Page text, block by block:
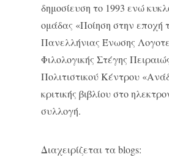
δημοσίευση το 1993 ενώ
ομάδας «Ποίηση στην εποχή
Πανελλήνιας Ένωσης
Φιλολογικής Στέγης
Πολιτιστικού Κέντρου
κριτικής βιβλίου στο
συλλογή.
Διαχειρίζεται τα blogs: